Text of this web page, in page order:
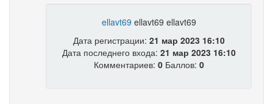
ellavt69 ellavt69 ellavt69
Дата регистрации: 21 мар 2023 16:10
Дата последнего входа: 21 мар 2023 16:10
Комментариев: 0Баллов: 0